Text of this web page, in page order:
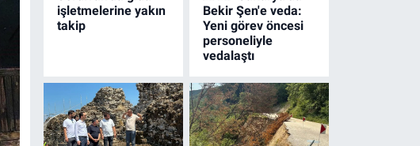
işletmelerine yakın
takip
Bekir Şen'e veda:
Yeni görev öncesi
personeliyle
vedalaştı